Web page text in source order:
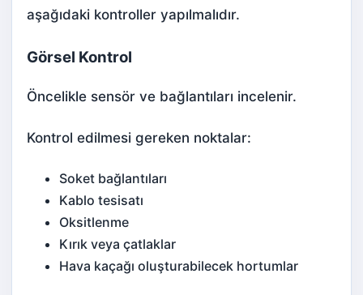
aşağıdaki kontroller yapılmalıdır.
Görsel Kontrol
Öncelikle sensör ve bağlantıları incelenir.
Kontrol edilmesi gereken noktalar:
Soket bağlantıları
Kablo tesisatı
Oksitlenme
Kırık veya çatlaklar
Hava kaçağı oluşturabilecek hortumlar